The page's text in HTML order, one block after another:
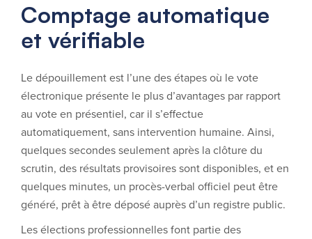
Comptage automatique
et vérifiable
Le dépouillement est l’une des étapes où le vote
électronique présente le plus d’avantages par rapport
au vote en présentiel, car il s’effectue
automatiquement, sans intervention humaine. Ainsi,
quelques secondes seulement après la clôture du
scrutin, des résultats provisoires sont disponibles, et en
quelques minutes, un procès-verbal officiel peut être
généré, prêt à être déposé auprès d’un registre public.
Les élections professionnelles font partie des